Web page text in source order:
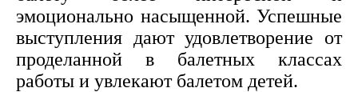
эмоционально насыщенной. Успешные
выступления дают удовлетворение от
проделанной в балетных классах
работы и увлекают балетом детей.